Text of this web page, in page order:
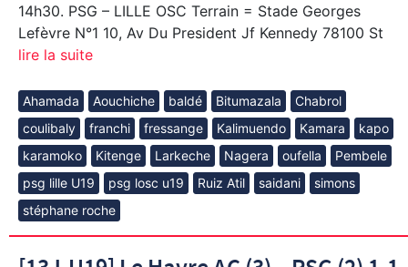
14h30. PSG – LILLE OSC Terrain = Stade Georges
Lefèvre N°1 10, Av Du President Jf Kennedy 78100 St
lire la suite
Ahamada Aouchiche baldé Bitumazala
Chabrol
coulibaly
franchi fressange Kalimuendo Kamara
kapo
karamoko
Kitenge Larkeche Nagera oufella
Pembele
psg lille U19
psg losc u19 Ruiz Atil saidani
simons
stéphane roche